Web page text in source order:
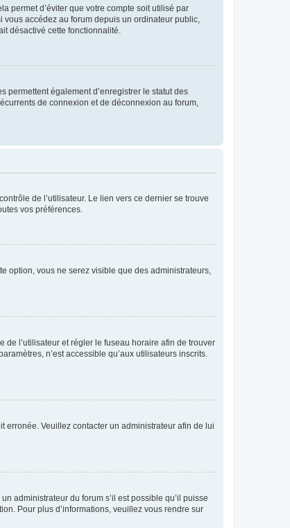
permet d’éviter que votre compte soit utilisé par
vous accédez au forum depuis un ordinateur public,
désactivé cette fonctionnalité.
permettent également d’enregistrer le statut des
de connexion et de déconnexion au forum,
de l’utilisateur. Le lien vers ce dernier se trouve
vos préférences.
option, vous ne serez visible que des administrateurs,
l’utilisateur et régler le fuseau horaire afin de trouver
n’est accessible qu’aux utilisateurs inscrits.
erronée. Veuillez contacter un administrateur afin de lui
administrateur du forum s’il est possible qu’il puisse
Pour plus d’informations, veuillez vous rendre sur